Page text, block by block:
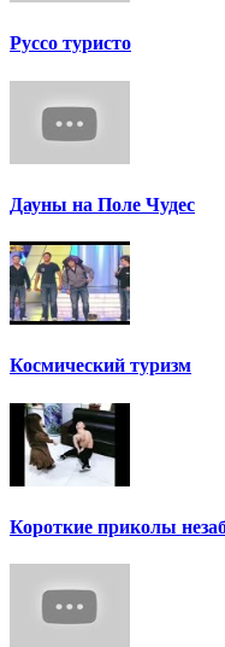
Руссо туристо
Дауны на Поле Чудес
Космический туризм
Короткие приколы